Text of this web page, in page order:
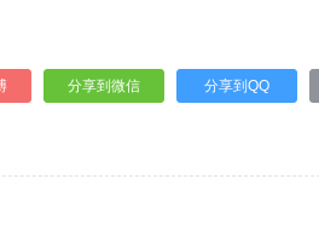
分享到微信 分享到QQ